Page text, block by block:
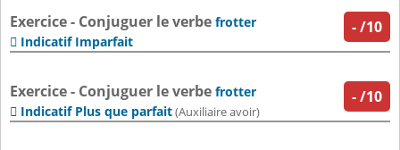
-/10
Exercice - Conjuguer le verbe frotter
 Indicatif Imparfait
-/10
Exercice - Conjuguer le verbe frotter
 Indicatif Plus que parfait(Auxiliaire avoir)